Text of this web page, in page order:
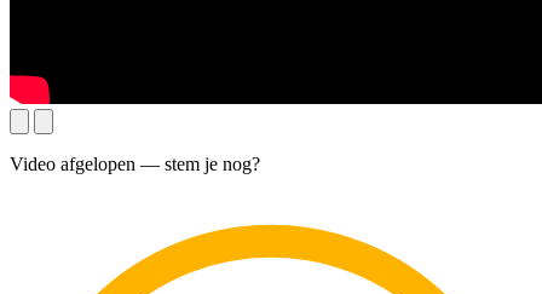
Video afgelopen — stem je nog?